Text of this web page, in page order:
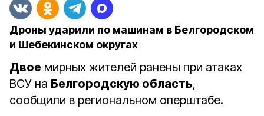
Дроны ударили по машинам в Белгородском
и Шебекинском округах
Двое мирных жителей ранены при атаках
ВСУ на Белгородскую область,
сообщили в региональном оперштабе.